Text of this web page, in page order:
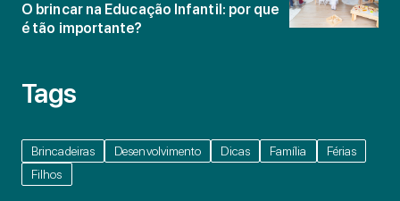
O brincar na Educação Infantil: por que
é tão importante?
Tags
Brincadeiras Desenvolvimento Dicas Família
Férias
Filhos